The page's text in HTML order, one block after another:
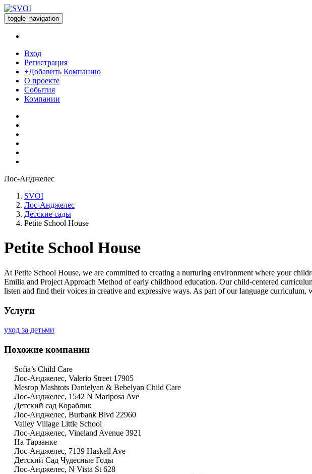
toggle_navigation
Вход
Регистрация
+Добавить Компанию
О проекте
События
Компании
Лос-Анджелес
SVOI
Лос-Анджелес
Детские сады
Petite School House
Petite School House
At Petite School House, we are committed to creating a nurturing environment where your
Emilia and Project Approach Method of early childhood education. Our child-centered
listen and find their voices in creative and expressive ways. As part of our language curriculum,
Услуги
уход за детьми
Похожие компании
Sofia’s Child Care
Лос-Анджелес, Valerio Street 17905
Mesrop Mashtots Danielyan & Bebelyan Child Care
Лос-Анджелес, 1542 N Mariposa Ave
Детский сад Кораблик
Лос-Анджелес, Burbank Blvd 22960
Valley Village Little School
Лос-Анджелес, Vineland Avenue 3921
На Тарзанке
Лос-Анджелес, 7139 Haskell Ave
Детский Сад Чудесные Годы
Лос-Анджелес, N Vista St 628